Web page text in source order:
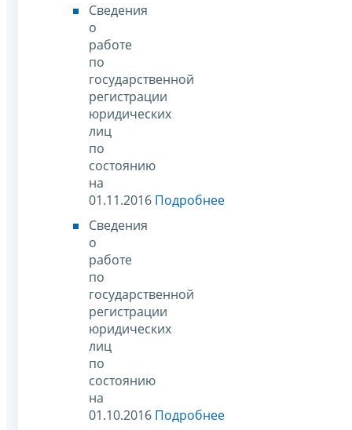
Сведения
о
работе
по
государственной
регистрации
юридических
лиц
по
состоянию
на
01.11.2016 Подробнее
Сведения
о
работе
по
государственной
регистрации
юридических
лиц
по
состоянию
на
01.10.2016 Подробнее